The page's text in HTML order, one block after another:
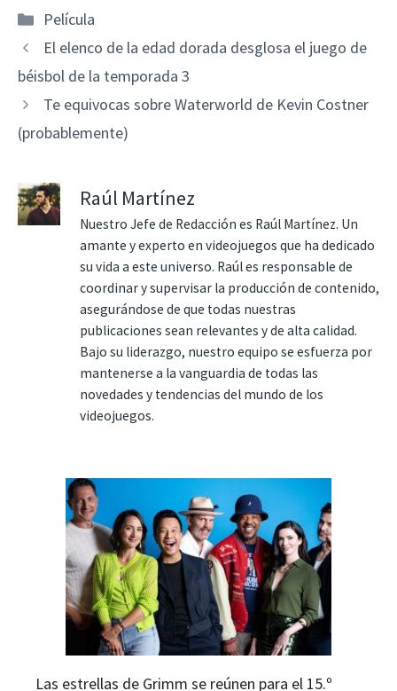
Categorías
Película
El elenco de la edad dorada desglosa el juego de
béisbol de la temporada 3
Te equivocas sobre Waterworld de Kevin Costner
(probablemente)
Raúl Martínez
Nuestro Jefe de Redacción es Raúl Martínez. Un
amante y experto en videojuegos que ha dedicado
su vida a este universo. Raúl es responsable de
coordinar y supervisar la producción de contenido,
asegurándose de que todas nuestras
publicaciones sean relevantes y de alta calidad.
Bajo su liderazgo, nuestro equipo se esfuerza por
mantenerse a la vanguardia de todas las
novedades y tendencias del mundo de los
videojuegos.
Las estrellas de Grimm se reúnen para el 15.º